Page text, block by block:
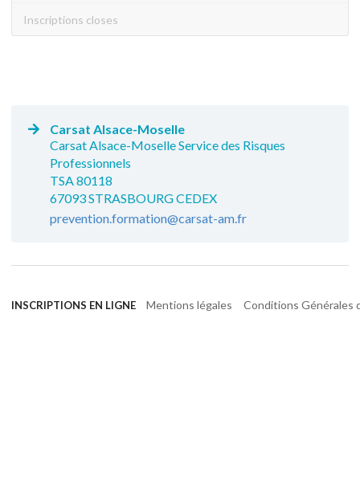
Inscriptions closes
Carsat Alsace-Moselle
Carsat Alsace-Moselle Service des Risques
Professionnels
TSA 80118
67093 STRASBOURG CEDEX
prevention.formation@carsat-am.fr
INSCRIPTIONS EN LIGNE Mentions légales Conditions Générales